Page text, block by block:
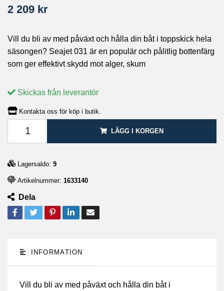
2 209 kr
Vill du bli av med påväxt och hålla din båt i toppskick hela
säsongen? Seajet 031 är en populär och pålitlig bottenfärg
som ger effektivt skydd mot alger, skum
Skickas från leverantör
Kontakta oss för köp i butik.
LÄGG I KORGEN
Lagersaldo: 9
Artikelnummer: 1633140
Dela
INFORMATION
Vill du bli av med påväxt och hålla din båt i